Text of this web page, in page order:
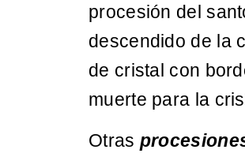
procesión del
descendido de la
de cristal con
muerte para la
Otras